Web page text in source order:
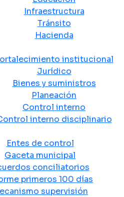
Infraestructura
Tránsito
Hacienda
institucional
Jurídico
Bienes y suministros
Planeación
Control interno
interno disciplinario
Entes de control
Gaceta municipal
conciliatorios
primeros 100 días
supervisión